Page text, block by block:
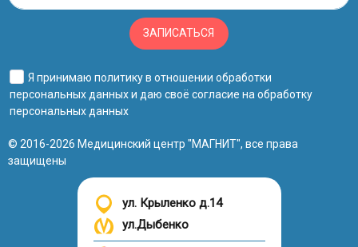
ЗАПИСАТЬСЯ
Я принимаю политику в отношении обработки
персональных данныхи даю своё согласие на обработку
персональных данных
© 2016-2026 Медицинский центр "МАГНИТ", все права
защищены
ул. Крыленко д.14
ул.Дыбенко